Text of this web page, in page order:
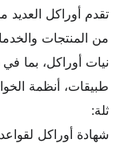
تقدم أوراكل
من المنتجات
نيات أوراكل، بما في
طبيقات، أنظمة
ثلة:
شهادة أوراكل لقواعد